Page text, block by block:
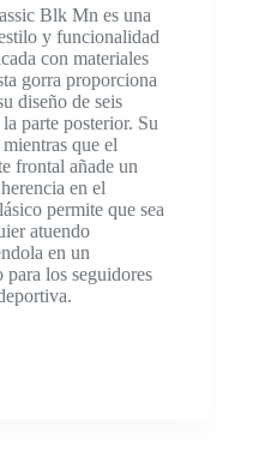
Blk Mn es una
y funcionalidad
con materiales
gorra proporciona
diseño de seis
parte posterior. Su
que el
frontal añade un
en el
permite que sea
atuendo
en un
los seguidores